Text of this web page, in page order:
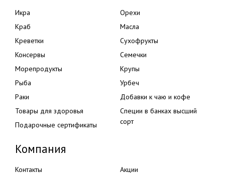
Икра
Краб
Креветки
Консервы
Морепродукты
Рыба
Раки
Товары для здоровья
Подарочные сертификаты
Орехи
Масла
Сухофрукты
Семечки
Крупы
Урбеч
Добавки к чаю и кофе
Специи в банках высший
сорт
Компания
Контакты
Акции